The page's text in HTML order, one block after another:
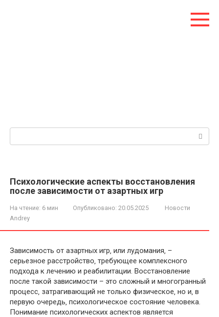
Психологические аспекты восстановления
после зависимости от азартных игр
На чтение: 6 мин Опубликовано: 20.05.2025
Новости
Andrey
Зависимость от азартных игр‚ или лудомания‚ –
серьезное расстройство‚ требующее комплексного
подхода к лечению и реабилитации. Восстановление
после такой зависимости – это сложный и многогранный
процесс‚ затрагивающий не только физическое‚ но и‚ в
первую очередь‚ психологическое состояние человека.
Понимание психологических аспектов является